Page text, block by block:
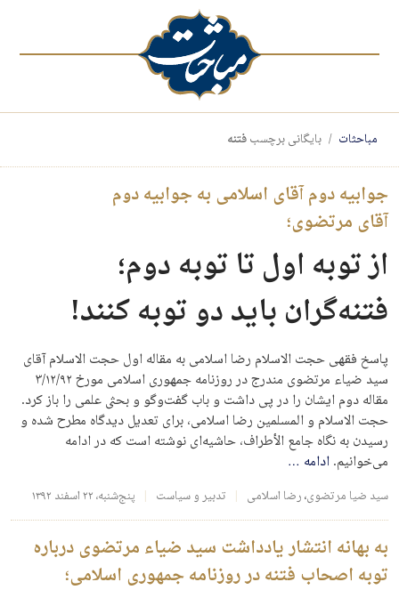
مباحثات بایگانی برچسبفتنه
جوابیه دوم آقای اسلامی به جوابیه دوم
آقای مرتضوی؛
از توبه اول تا توبه دوم؛
فتنه‌گران باید دو توبه کنند!
پاسخ فقهی حجت الاسلام رضا اسلامی به مقاله اول حجت ‌الاسلام آقای
سید ضیاء مرتضوی مندرج در روزنامه جمهوری اسلامی مورخ ۳/۱۲/۹۲
مقاله دوم ایشان را در پی داشت و باب گفت‌وگو و بحثی علمی را باز کرد.
حجت الاسلام و المسلمین رضا اسلامی، برای تعدیل دیدگاه مطرح شده و
رسیدن به نگاه جامع الأطراف، حاشیه‌ای نوشته است که در ادامه
می‌خوانیم.ادامه …
سید ضیا مرتضوی،رضا اسلامی تدبیر و سیاست پنج‌شنبه، ۲۲ اسفند ۱۳۹۲
به بهانه انتشار یادداشت سید ضیاء مرتضوی درباره
توبه اصحاب فتنه در روزنامه جمهوری اسلامی؛